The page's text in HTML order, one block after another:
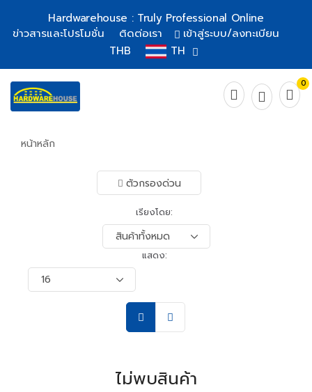
Hardwarehouse : Truly Professional Online
ข่าวสารและโปรโมชั่น
ติดต่อเรา
เข้าสู่ระบบ/ลงทะเบียน
THB
TH
0
หน้าหลัก
ตัวกรองด่วน
เรียงโดย:
แสดง:
ไม่พบสินค้า